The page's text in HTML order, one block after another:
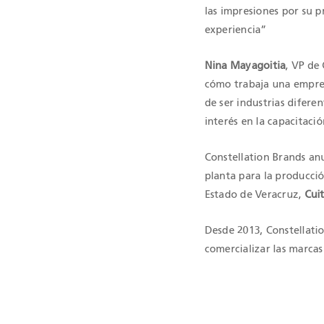
las impresiones por su
experiencia”
Nina Mayagoitia, VP de
cómo trabaja una
de ser industrias
interés en la
Constellation Brands
planta para la
Estado de Veracruz,
Desde 2013,
comercializar las